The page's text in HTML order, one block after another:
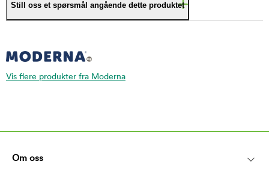
Still oss et spørsmål angående dette produktet
Vis flere produkter fra Moderna
Om oss